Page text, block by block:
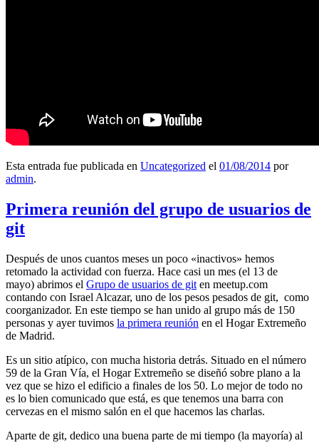
Esta entrada fue publicada en Uncategorized el 01/08/2014 por
admin.
Primera reunión del grupo de usuarios de
git
Después de unos cuantos meses un poco «inactivos» hemos
retomado la actividad con fuerza. Hace casi un mes (el 13 de
mayo) abrimos el Grupo de usuarios de git en meetup.com
contando con Israel Alcazar, uno de los pesos pesados de git, como
coorganizador. En este tiempo se han unido al grupo más de 150
personas y ayer tuvimos la primera reunión en el Hogar Extremeño
de Madrid.
Es un sitio atípico, con mucha historia detrás. Situado en el número
59 de la Gran Vía, el Hogar Extremeño se diseñó sobre plano a la
vez que se hizo el edificio a finales de los 50. Lo mejor de todo no
es lo bien comunicado que está, es que tenemos una barra con
cervezas en el mismo salón en el que hacemos las charlas.
Aparte de git, dedico una buena parte de mi tiempo (la mayoría) al